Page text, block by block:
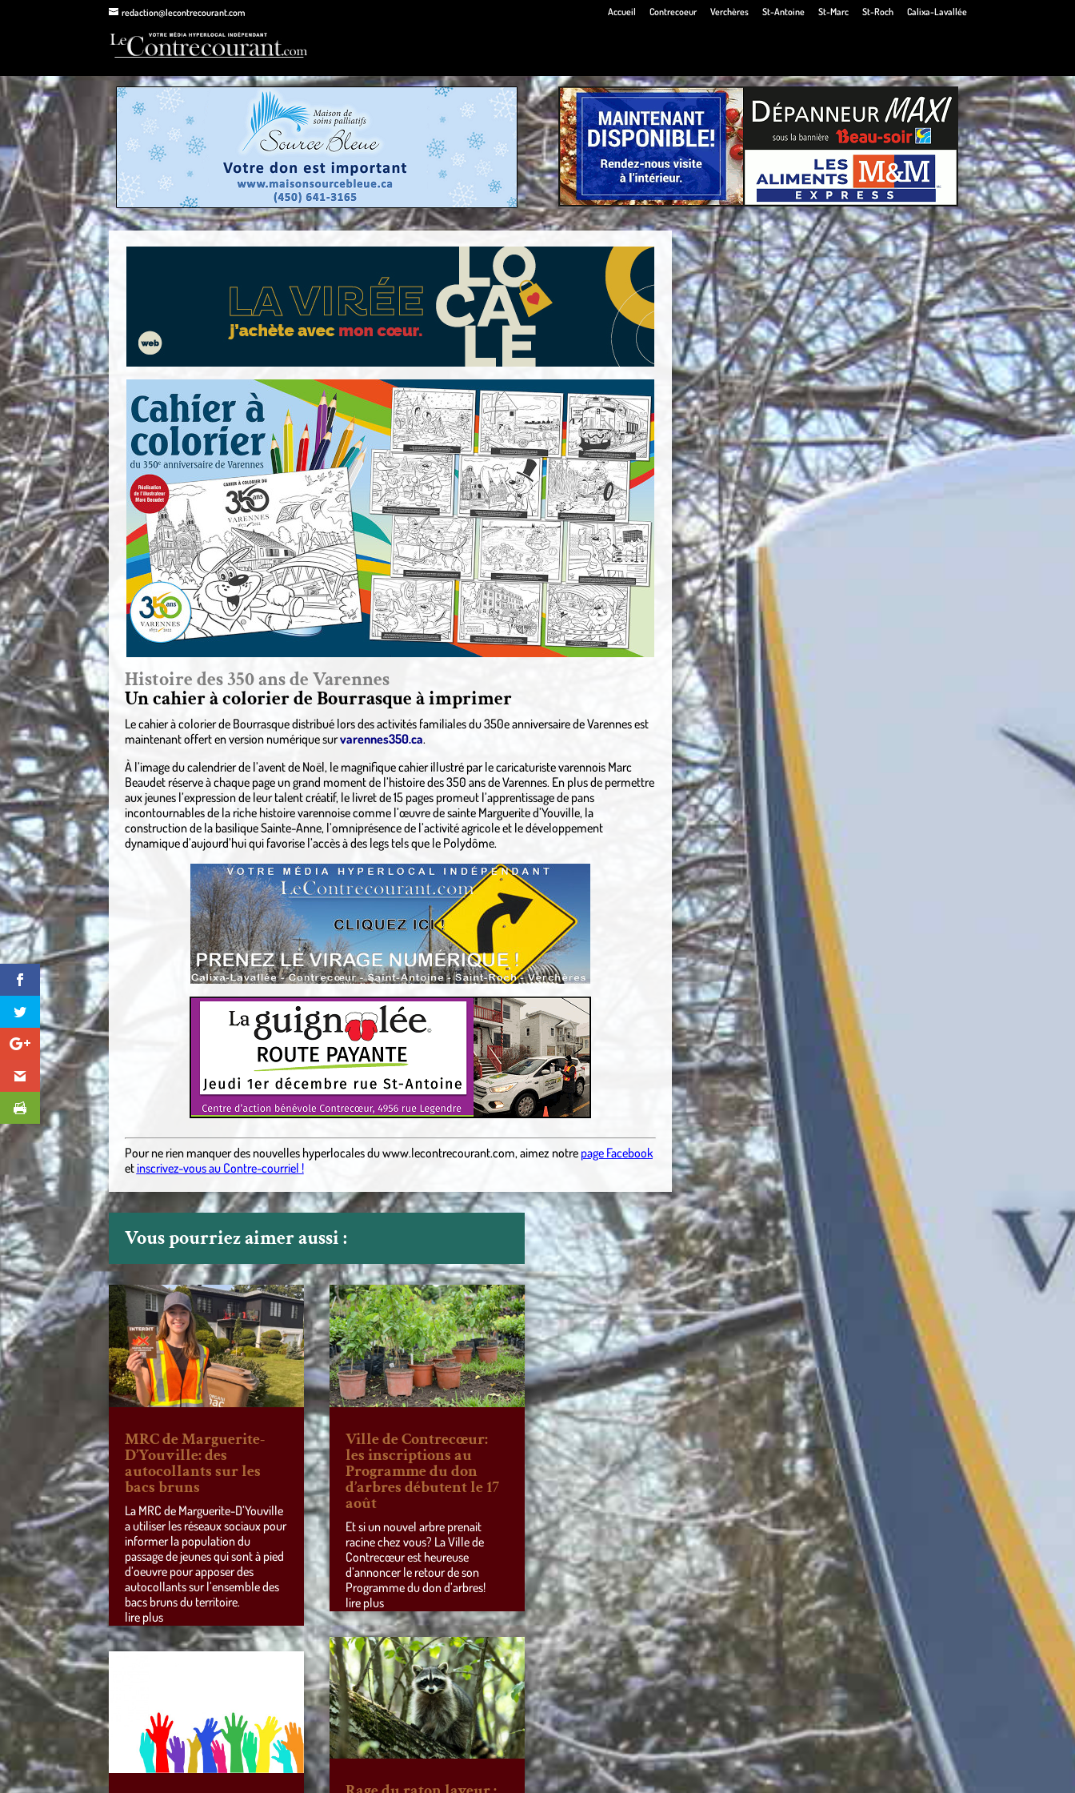
redaction@lecontrecourant.com Accueil Contrecoeur Verchères St-Antoine St-Marc St-Roch Calixa-Lavallée
Histoire des 350 ans de Varennes
Un cahier à colorier de Bourrasque à imprimer
Le cahier à colorier de Bourrasque distribué lors des activités familiales du 350e anniversaire de Varennes est
maintenant offert en version numérique survarennes350.ca.
À l’image du calendrier de l’avent de Noël, le magnifique cahier illustré par le caricaturiste varennois Marc
Beaudet réserve à chaque page un grand moment de l’histoire des 350 ans de Varennes. En plus de permettre
aux jeunes l’expression de leur talent créatif, le livret de 15 pages promeut l’apprentissage de pans
incontournables de la riche histoire varennoise comme l’œuvre de sainte Marguerite d’Youville, la
construction de la basilique Sainte-Anne, l’omniprésence de l’activité agricole et le développement
dynamique d’aujourd’hui qui favorise l’accès à des legs tels que le Polydôme.
Pour ne rien manquer des nouvelles hyperlocalesduwww.lecontrecourant.com,aimez notre page Facebook
etinscrivez-vous au Contre-courriel !
Vous pourriez aimer aussi :
MRC de Marguerite-
D’Youville: des
autocollants sur les
bacs bruns
La MRC de Marguerite-D’Youville
a utiliser les réseaux sociaux pour
informer la population du
passage de jeunes qui sont à pied
d’oeuvre pour apposer des
autocollants sur l’ensemble des
bacs bruns du territoire.
lire plus
Ville de Contrecœur:
les inscriptions au
Programme du don
d’arbres débutent le 17
août
Et si un nouvel arbre prenait
racine chez vous? La Ville de
Contrecœur est heureuse
d’annoncer le retour de son
Programme du don d’arbres!
lire plus